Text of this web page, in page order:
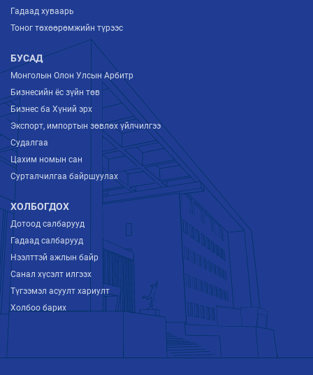
Гадаад хуваарь
Тоног төхөөрөмжийн түрээс
БУСАД
Монголын Олон Улсын Арбитр
Бизнесийн ёс зүйн төв
Бизнес ба Хүний эрх
Экспорт, импортын зөвлөх үйлчилгээ
Судалгаа
Цахим номын сан
Сурталчилгаа байршуулах
ХОЛБОГДОХ
Дотоод салбарууд
Гадаад салбарууд
Нээлттэй ажлын байр
Санал хүсэлт илгээх
Түгээмэл асуулт хариулт
Холбоо барих